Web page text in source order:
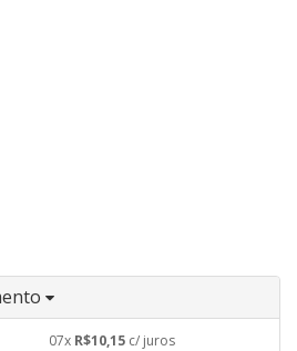
07x R$10,15 c/ juros